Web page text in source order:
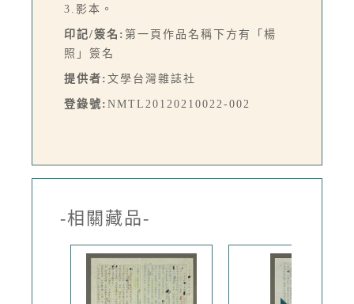
3.影本。
印記/簽名: 第一頁作品名稱下方有「楊
照」簽名
提供者: 文學台灣雜誌社
登錄號: NMTL20120210022-002
-相關藏品-